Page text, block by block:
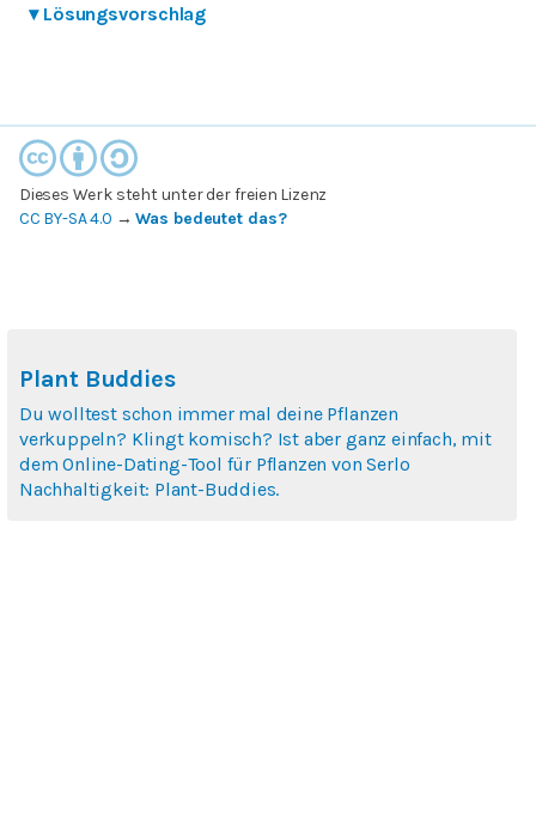
▾ Lösungsvorschlag
Dieses Werk steht unter der freien Lizenz
CC BY-SA 4.0 →Was bedeutet das?
Plant Buddies
Du wolltest schon immer mal deine Pflanzen
verkuppeln? Klingt komisch? Ist aber ganz einfach, mit
dem Online-Dating-Tool für Pflanzen von Serlo
Nachhaltigkeit: Plant-Buddies.